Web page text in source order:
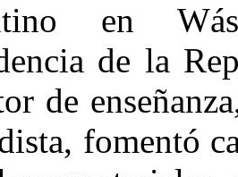
en
de la
de
fomentó